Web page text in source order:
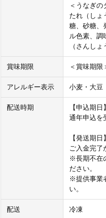
＜うなぎの
たれ（しょ
糖、砂糖、
ル色素、調
（さんしょ
賞味期限 ＜賞味期限
アレルギー表示 小麦・大豆
配送時期
【申込期日】
通年申込を
【発送期日】
ご入金完了
※長期不在
ださい。
※提供事業
い。
配送 冷凍